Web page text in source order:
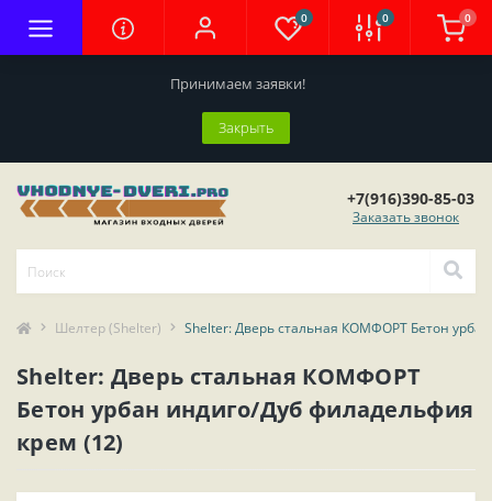
Принимаем заявки!
Закрыть
0 0 0
+7(916)390-85-03
Заказать звонок
Шелтер (Shelter) Shelter: Дверь стальная КОМФОРТ Бетон
Shelter: Дверь стальная КОМФОРТ
Бетон урбан индиго/Дуб филадельфия
крем (12)